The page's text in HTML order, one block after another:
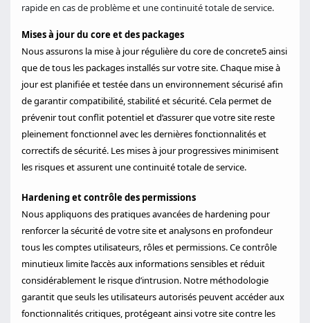
rapide en cas de problème et une continuité totale de service.
Mises à jour du core et des packages
Nous assurons la mise à jour régulière du core de concrete5 ainsi
que de tous les packages installés sur votre site. Chaque mise à
jour est planifiée et testée dans un environnement sécurisé afin
de garantir compatibilité, stabilité et sécurité. Cela permet de
prévenir tout conflit potentiel et d’assurer que votre site reste
pleinement fonctionnel avec les dernières fonctionnalités et
correctifs de sécurité. Les mises à jour progressives minimisent
les risques et assurent une continuité totale de service.
Hardening et contrôle des permissions
Nous appliquons des pratiques avancées de hardening pour
renforcer la sécurité de votre site et analysons en profondeur
tous les comptes utilisateurs, rôles et permissions. Ce contrôle
minutieux limite l’accès aux informations sensibles et réduit
considérablement le risque d’intrusion. Notre méthodologie
garantit que seuls les utilisateurs autorisés peuvent accéder aux
fonctionnalités critiques, protégeant ainsi votre site contre les